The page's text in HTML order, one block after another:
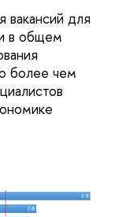
вакансий для
в общем
более чем